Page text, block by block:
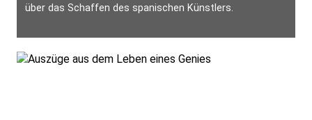
über das Schaffen des spanischen Künstlers.